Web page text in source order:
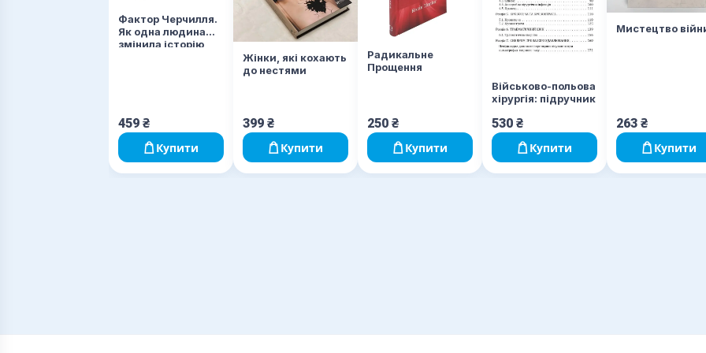
Фактор Черчилля.
Як одна людина
змінила історію
459 ₴
Купити
Жінки, які кохають
до нестями
399 ₴
Купити
Радикальне
Прощення
250 ₴
Купити
Військово-польова
хірургія: підручник
530 ₴
Купити
Мистецтво
263 ₴
Купити